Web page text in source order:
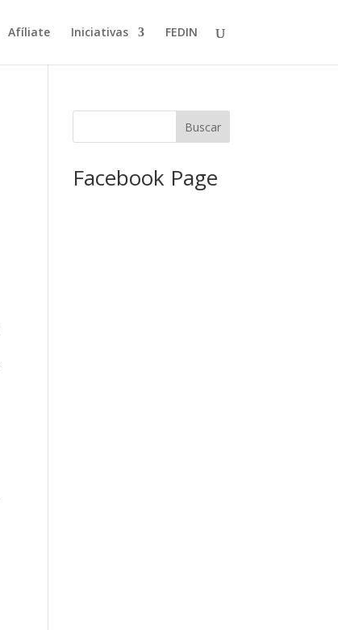
Afíliate Iniciativas FEDIN
Facebook Page